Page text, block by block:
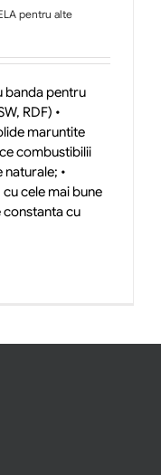
pentru alte
banda pentru
RDF) •
maruntite
combustibilii
•
cele mai bune
constanta cu